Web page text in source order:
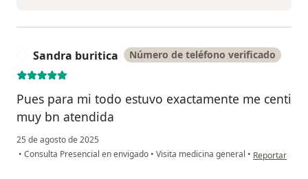
Sandra buritica Número de teléfono verificado
Pues para mi todo estuvo exactamente me centi
muy bn atendida
25 de agosto de 2025
• Consulta Presencial en envigado • Visita medicina general • en opinión
Reportar